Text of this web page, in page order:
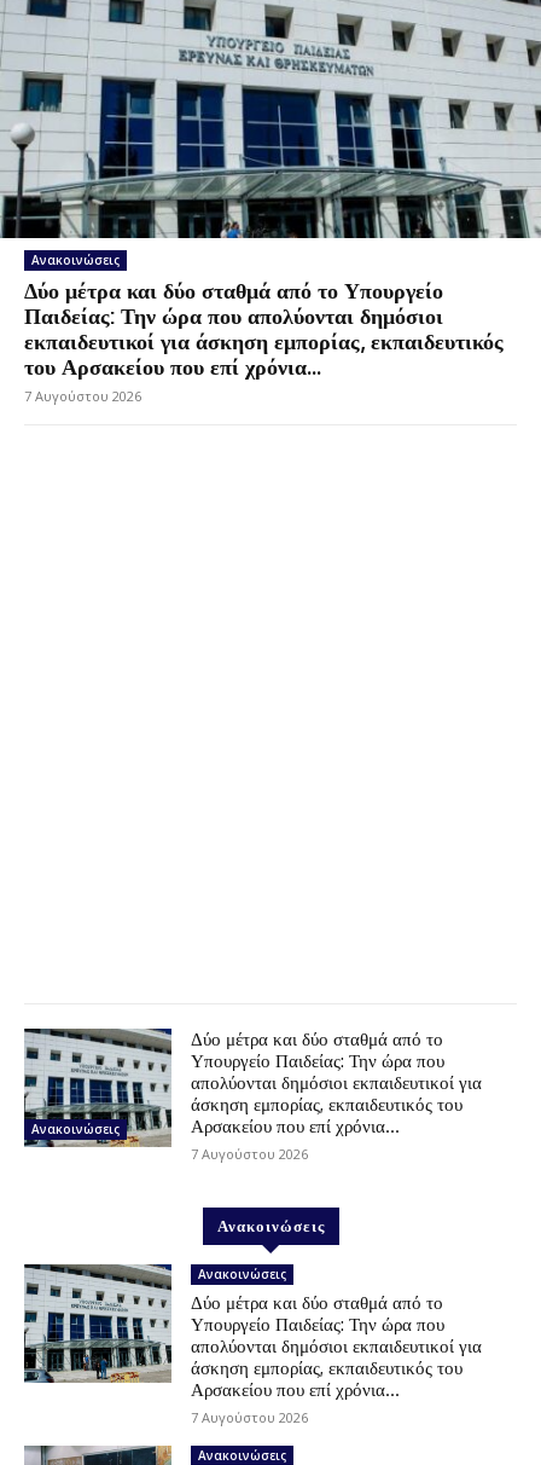
Ανακοινώσεις
Δύο μέτρα και δύο σταθμά από το Υπουργείο
Παιδείας: Την ώρα που απολύονται δημόσιοι
εκπαιδευτικοί για άσκηση εμπορίας, εκπαιδευτικός
του Αρσακείου που επί χρόνια...
7 Αυγούστου 2026
Ανακοινώσεις
Δύο μέτρα και δύο σταθμά από το
Υπουργείο Παιδείας: Την ώρα που
απολύονται δημόσιοι εκπαιδευτικοί για
άσκηση εμπορίας, εκπαιδευτικός του
Αρσακείου που επί χρόνια...
7 Αυγούστου 2026
Ανακοινώσεις
Ανακοινώσεις
Δύο μέτρα και δύο σταθμά από το
Υπουργείο Παιδείας: Την ώρα που
απολύονται δημόσιοι εκπαιδευτικοί για
άσκηση εμπορίας, εκπαιδευτικός του
Αρσακείου που επί χρόνια...
7 Αυγούστου 2026
Ανακοινώσεις